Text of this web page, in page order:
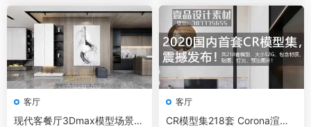
客厅
现代客餐厅3Dmax模型场景
客厅
CR模型集218套 Corona渲染